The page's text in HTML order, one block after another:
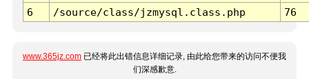
6
/source/class/jzmysql.class.php 76
www.365jz.com 已经将此出错信息详细记录, 由此给您带来的访问不便我
们深感歉意.